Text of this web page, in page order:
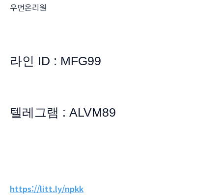
우먼온리원
라인 ID : MFG99
텔레그램 : ALVM89
https://litt.ly/npkk